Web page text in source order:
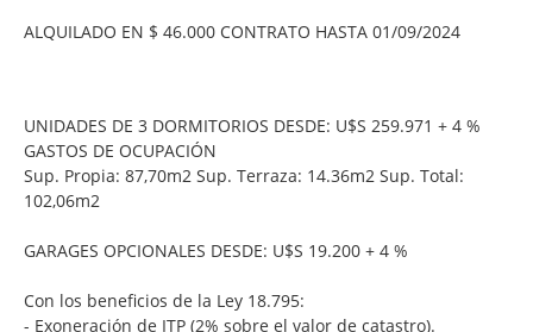
ALQUILADO EN $ 46.000 CONTRATO HASTA 01/09/2024
UNIDADES DE 3 DORMITORIOS DESDE: U$S 259.971 + 4 %
GASTOS DE OCUPACIÓN
Sup. Propia: 87,70m2 Sup. Terraza: 14.36m2 Sup. Total:
102,06m2
GARAGES OPCIONALES DESDE: U$S 19.200 + 4 %
Con los beneficios de la Ley 18.795:
- Exoneración de ITP (2% sobre el valor de catastro).